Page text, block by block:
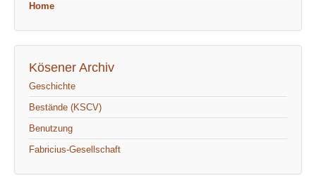
Home
Kösener Archiv
Geschichte
Bestände (KSCV)
Benutzung
Fabricius-Gesellschaft